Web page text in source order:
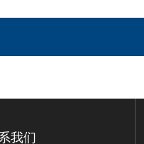
我们